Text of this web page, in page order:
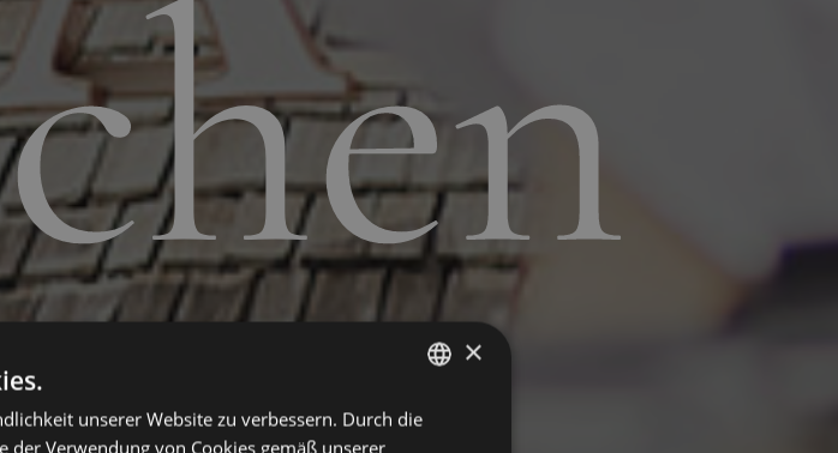
ENGLISH
×
unserer Website zu verbessern. Durch die
der Verwendung von Cookies gemäß unserer